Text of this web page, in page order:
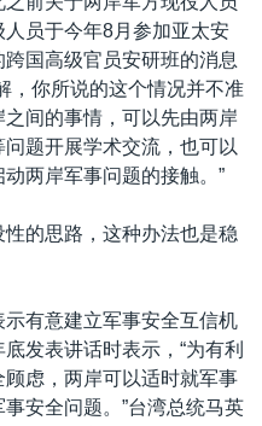
员于今年8月参加亚太安
国高级官员安研班的消息
，你所说的这个情况并不准
间的事情，可以先由两岸
题开展学术交流，也可以
两岸军事问题的接触。”
的思路，这种办法也是稳
有意建立军事安全互信机
发表讲话时表示，“为有利
虑，两岸可以适时就军事
安全问题。”台湾总统马英